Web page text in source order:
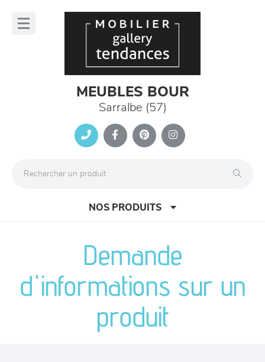
MEUBLES BOUR
Sarralbe (57)
NOS PRODUITS
canapés et fauteuils
séjours
meubles de complément
Demande
d'informations sur un
produit